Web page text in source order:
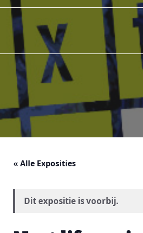
« Alle Exposities
Dit expositie is voorbij.